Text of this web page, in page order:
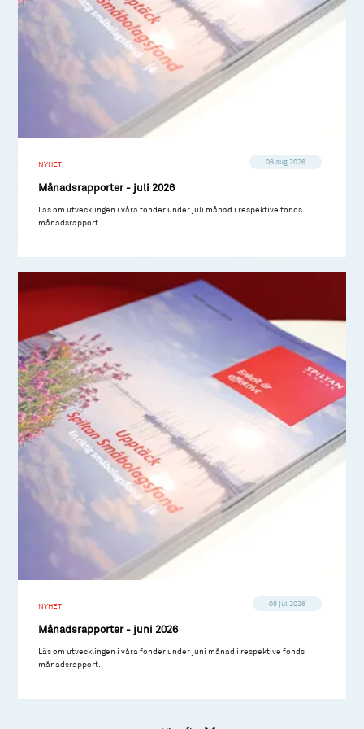
NYHET 06 aug 2026
Månadsrapporter - juli 2026
Läs om utvecklingen i våra fonder under juli månad i respektive fonds
månadsrapport.
NYHET 08 jul 2026
Månadsrapporter - juni 2026
Läs om utvecklingen i våra fonder under juni månad i respektive fonds
månadsrapport.